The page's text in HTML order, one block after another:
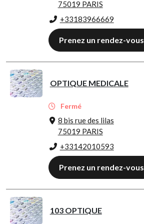
75019 PARIS
+33183966669
Prenez un rendez-vous
OPTIQUE MEDICALE
Fermé
8 bis rue des lilas
75019 PARIS
+33142010593
Prenez un rendez-vous
103 OPTIQUE